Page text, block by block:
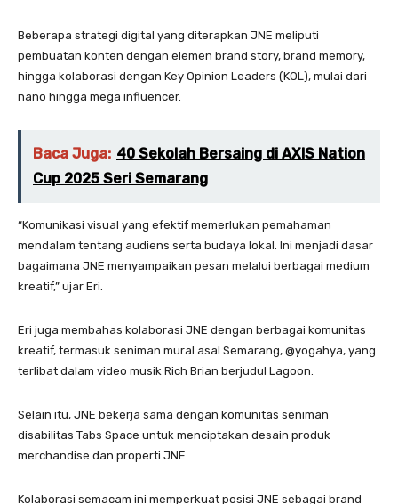
Beberapa strategi digital yang diterapkan JNE meliputi
pembuatan konten dengan elemen brand story, brand memory,
hingga kolaborasi dengan Key Opinion Leaders (KOL), mulai dari
nano hingga mega influencer.
Baca Juga: 40 Sekolah Bersaing di AXIS Nation
Cup 2025 Seri Semarang
“Komunikasi visual yang efektif memerlukan pemahaman
mendalam tentang audiens serta budaya lokal. Ini menjadi dasar
bagaimana JNE menyampaikan pesan melalui berbagai medium
kreatif,” ujar Eri.
Eri juga membahas kolaborasi JNE dengan berbagai komunitas
kreatif, termasuk seniman mural asal Semarang, @yogahya, yang
terlibat dalam video musik Rich Brian berjudul Lagoon.
Selain itu, JNE bekerja sama dengan komunitas seniman
disabilitas Tabs Space untuk menciptakan desain produk
merchandise dan properti JNE.
Kolaborasi semacam ini memperkuat posisi JNE sebagai brand